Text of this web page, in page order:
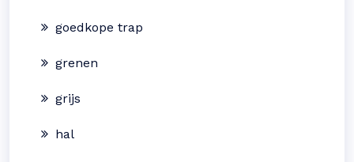
goedkope trap
grenen
grijs
hal